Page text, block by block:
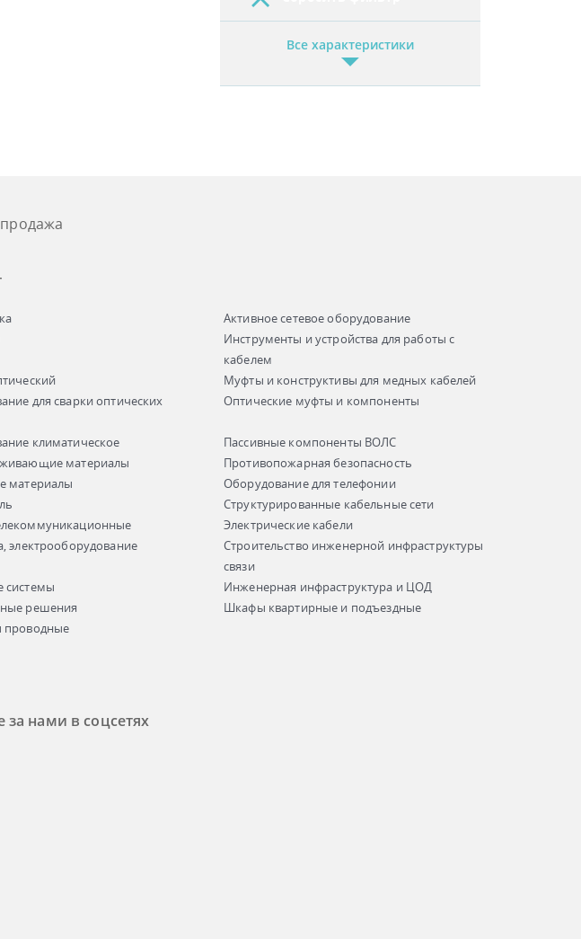
Все характеристики
Активное сетевое оборудование
Инструменты и устройства для работы с
кабелем
Муфты и конструктивы для медных кабелей
для сварки оптических
Оптические муфты и компоненты
климатическое
Пассивные компоненты ВОЛС
материалы
Противопожарная безопасность
материалы
Оборудование для телефонии
Структурированные кабельные сети
Электрические кабели
электрооборудование
Строительство инженерной инфраструктуры
связи
системы
Инженерная инфраструктура и ЦОД
решения
Шкафы квартирные и подъездные
проводные
за нами в соцсетях